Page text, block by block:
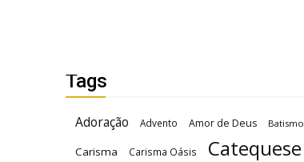
Tags
Adoração Advento Amor de Deus Batismo
Carisma Carisma Oásis Catequese